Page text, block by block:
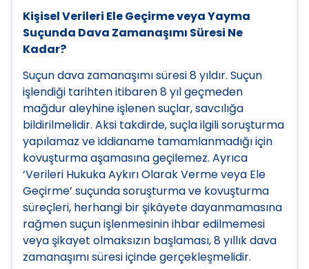
Kişisel Verileri Ele Geçirme veya Yayma
Suçunda Dava Zamanaşımı Süresi Ne
Kadar?
Suçun dava zamanaşımı süresi 8 yıldır. Suçun
işlendiği tarihten itibaren 8 yıl geçmeden
mağdur aleyhine işlenen suçlar, savcılığa
bildirilmelidir. Aksi takdirde, suçla ilgili soruşturma
yapılamaz ve iddianame tamamlanmadığı için
kovuşturma aşamasına geçilemez. Ayrıca
‘Verileri Hukuka Aykırı Olarak Verme veya Ele
Geçirme’ suçunda soruşturma ve kovuşturma
süreçleri, herhangi bir şikâyete dayanmamasına
rağmen suçun işlenmesinin ihbar edilmemesi
veya şikayet olmaksızın başlaması, 8 yıllık dava
zamanaşımı süresi içinde gerçekleşmelidir.